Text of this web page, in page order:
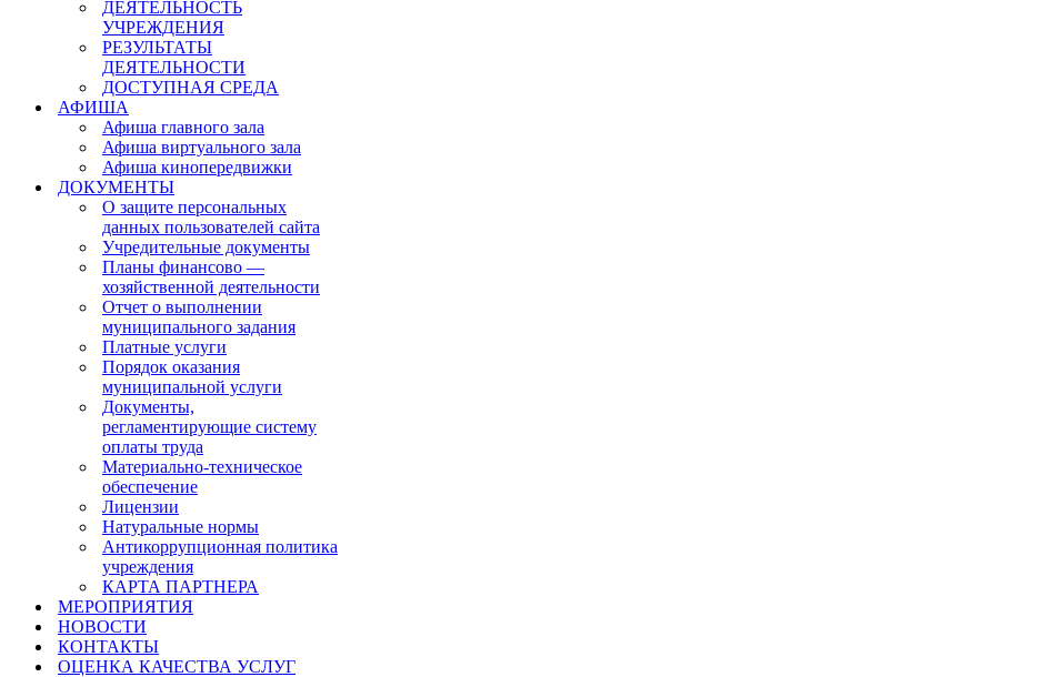
ДЕЯТЕЛЬНОСТЬ
УЧРЕЖДЕНИЯ
РЕЗУЛЬТАТЫ
ДЕЯТЕЛЬНОСТИ
ДОСТУПНАЯ СРЕДА
АФИША
Афиша главного зала
Афиша виртуального зала
Афиша кинопередвижки
ДОКУМЕНТЫ
О защите персональных
данных пользователей сайта
Учредительные документы
Планы финансово —
хозяйственной деятельности
Отчет о выполнении
муниципального задания
Платные услуги
Порядок оказания
муниципальной услуги
Документы,
регламентирующие систему
оплаты труда
Материально-техническое
обеспечение
Лицензии
Натуральные нормы
Антикоррупционная политика
учреждения
КАРТА ПАРТНЕРА
МЕРОПРИЯТИЯ
НОВОСТИ
КОНТАКТЫ
ОЦЕНКА КАЧЕСТВА УСЛУГ